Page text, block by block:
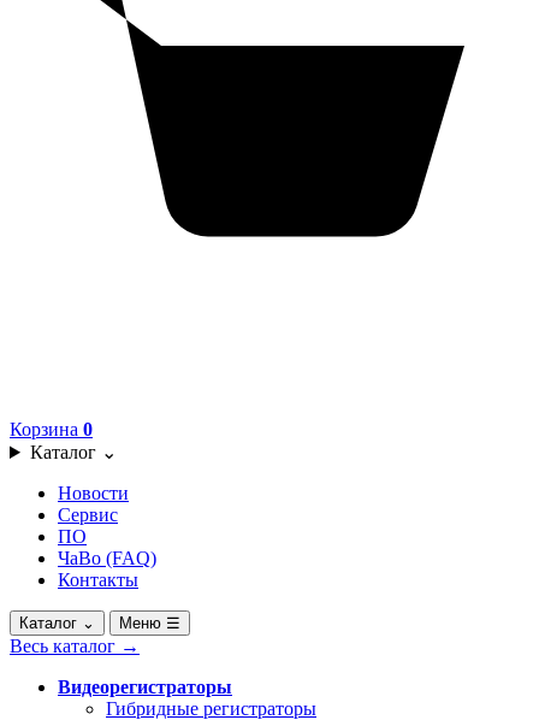
Корзина 0
Каталог ⌄
Новости
Сервис
ПО
ЧаВо (FAQ)
Контакты
Каталог ⌄ Меню ☰
Весь каталог →
Видеорегистраторы
Гибридные регистраторы